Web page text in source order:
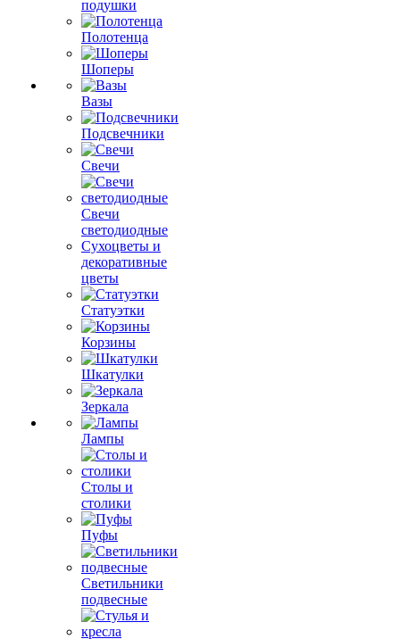
подушки
Полотенца
Шоперы
Вазы
Подсвечники
Свечи
Свечи
светодиодные
Сухоцветы и
декоративные
цветы
Статуэтки
Корзины
Шкатулки
Зеркала
Лампы
Столы и
столики
Пуфы
Светильники
подвесные